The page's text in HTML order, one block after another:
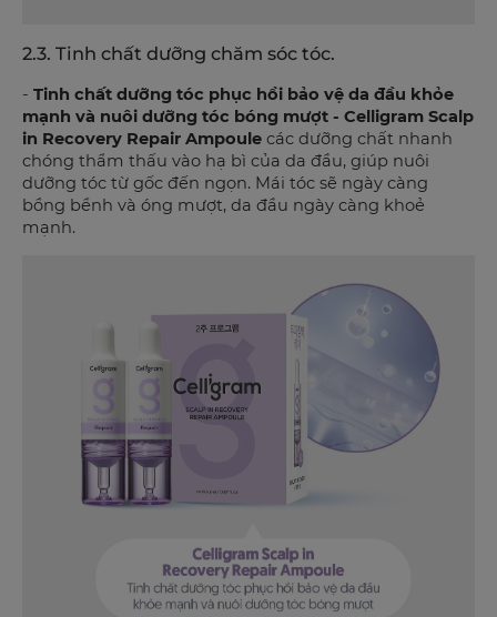
2.3. Tinh chất dưỡng chăm sóc tóc.
- Tinh chất dưỡng tóc phục hồi bảo vệ da đầu khỏe
mạnh và nuôi dưỡng tóc bóng mượt - Celligram Scalp
in Recovery Repair Ampoule các dưỡng chất nhanh
chóng thẩm thấu vào hạ bì của da đầu, giúp nuôi
dưỡng tóc từ gốc đến ngọn. Mái tóc sẽ ngày càng
bồng bềnh và óng mượt, da đầu ngày càng khoẻ
mạnh.